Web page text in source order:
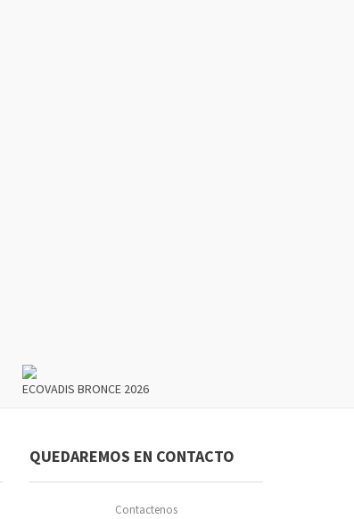
ECOVADIS BRONCE 2026
QUEDAREMOS EN CONTACTO
Contactenos